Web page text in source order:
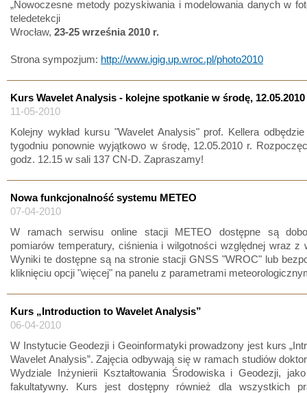
„Nowoczesne metody pozyskiwania i modelowania danych w
teledetekcji
Wrocław, 23-25 września 2010 r.
Strona sympozjum: http://www.igig.up.wroc.pl/photo2010
Kurs Wavelet Analysis - kolejne spotkanie w środę, 12.05.2010
11-05-2010
Kolejny wykład kursu "Wavelet Analysis" prof. Kellera
tygodniu ponownie wyjątkowo w środę, 12.05.2010 r.
godz. 12.15 w sali 137 CN-D. Zapraszamy!
Nowa funkcjonalność systemu METEO
07-04-2010
W ramach serwisu online stacji METEO dostępne są
pomiarów temperatury, ciśnienia i wilgotności względnej wraz z
Wyniki te dostępne są na stronie stacji GNSS "WROC" lub
kliknięciu opcji "więcej" na panelu z parametrami
Kurs „Introduction to Wavelet Analysis”
06-04-2010
W Instytucie Geodezji i Geoinformatyki prowadzony jest kurs
Wavelet Analysis”. Zajęcia odbywają się w ramach studiów
Wydziale Inżynierii Kształtowania Środowiska i Geodezji,
fakultatywny. Kurs jest dostępny również dla wszystkich